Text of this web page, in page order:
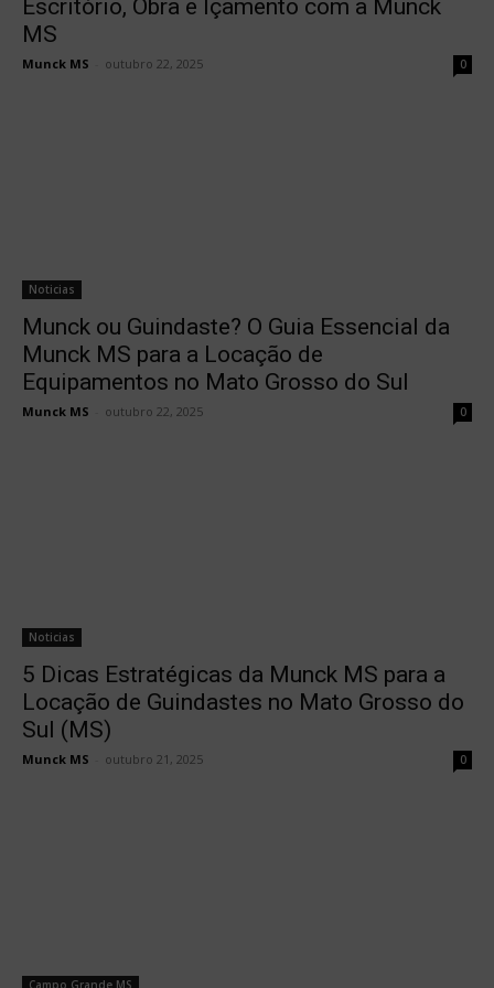
Escritório, Obra e Içamento com a Munck
MS
Munck MS outubro 22, 2025 0
Noticias
Munck ou Guindaste? O Guia Essencial da
Munck MS para a Locação de
Equipamentos no Mato Grosso do Sul
Munck MS outubro 22, 2025 0
Noticias
5 Dicas Estratégicas da Munck MS para a
Locação de Guindastes no Mato Grosso do
Sul (MS)
Munck MS outubro 21, 2025 0
Campo Grande MS